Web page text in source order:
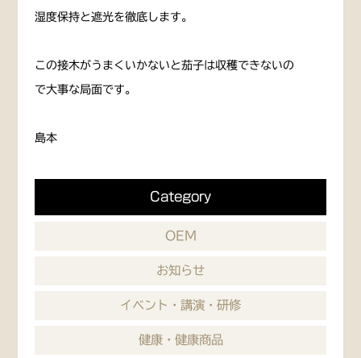
湿度保持と遮光を徹底します。
この接木がうまくいかないと茄子は収穫できないの
で大事な局面です。
島本
Category
OEM
お知らせ
イベント・講演・研修
健康・健康商品